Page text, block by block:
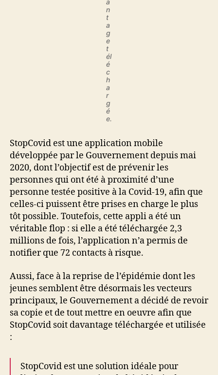
a
n
t
a
g
e
t
él
é
c
h
a
r
g
é
e.
StopCovid est une application mobile
développée par le Gouvernement depuis mai
2020, dont l’objectif est de prévenir les
personnes qui ont été à proximité d’une
personne testée positive à la Covid-19, afin que
celles-ci puissent être prises en charge le plus
tôt possible. Toutefois, cette appli a été un
véritable flop : si elle a été téléchargée 2,3
millions de fois, l’application n’a permis de
notifier que 72 contacts à risque.
Aussi, face à la reprise de l’épidémie dont les
jeunes semblent être désormais les vecteurs
principaux, le Gouvernement a décidé de revoir
sa copie et de tout mettre en oeuvre afin que
StopCovid soit davantage téléchargée et utilisée
:
StopCovid est une solution idéale pour